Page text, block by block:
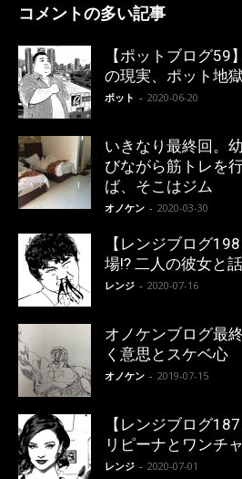
コメントの多い記事
【ポットブログ59
の現実、ポット地獄
ポット - 2020-06-20
いきなり最終回。
びながら筋トレを
ば、そこはジム
オノケン - 2020-03-30
【レンジブログ
場!? 二人の彼女と
レンジ - 2020-07-16
オノケンブログ最
く意思とスケベ心
オノケン - 2019-07-15
【レンジブログ
リピーナとワンチ
レンジ - 2020-07-01